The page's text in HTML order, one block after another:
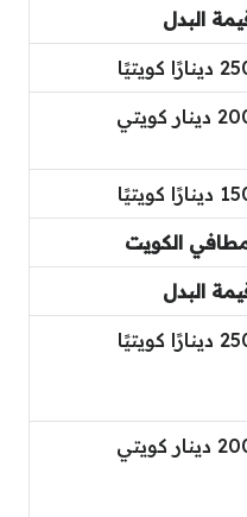
البدل
كويتيًا
كويتي
كويتيًا
الكويت
البدل
كويتيًا
كويتي